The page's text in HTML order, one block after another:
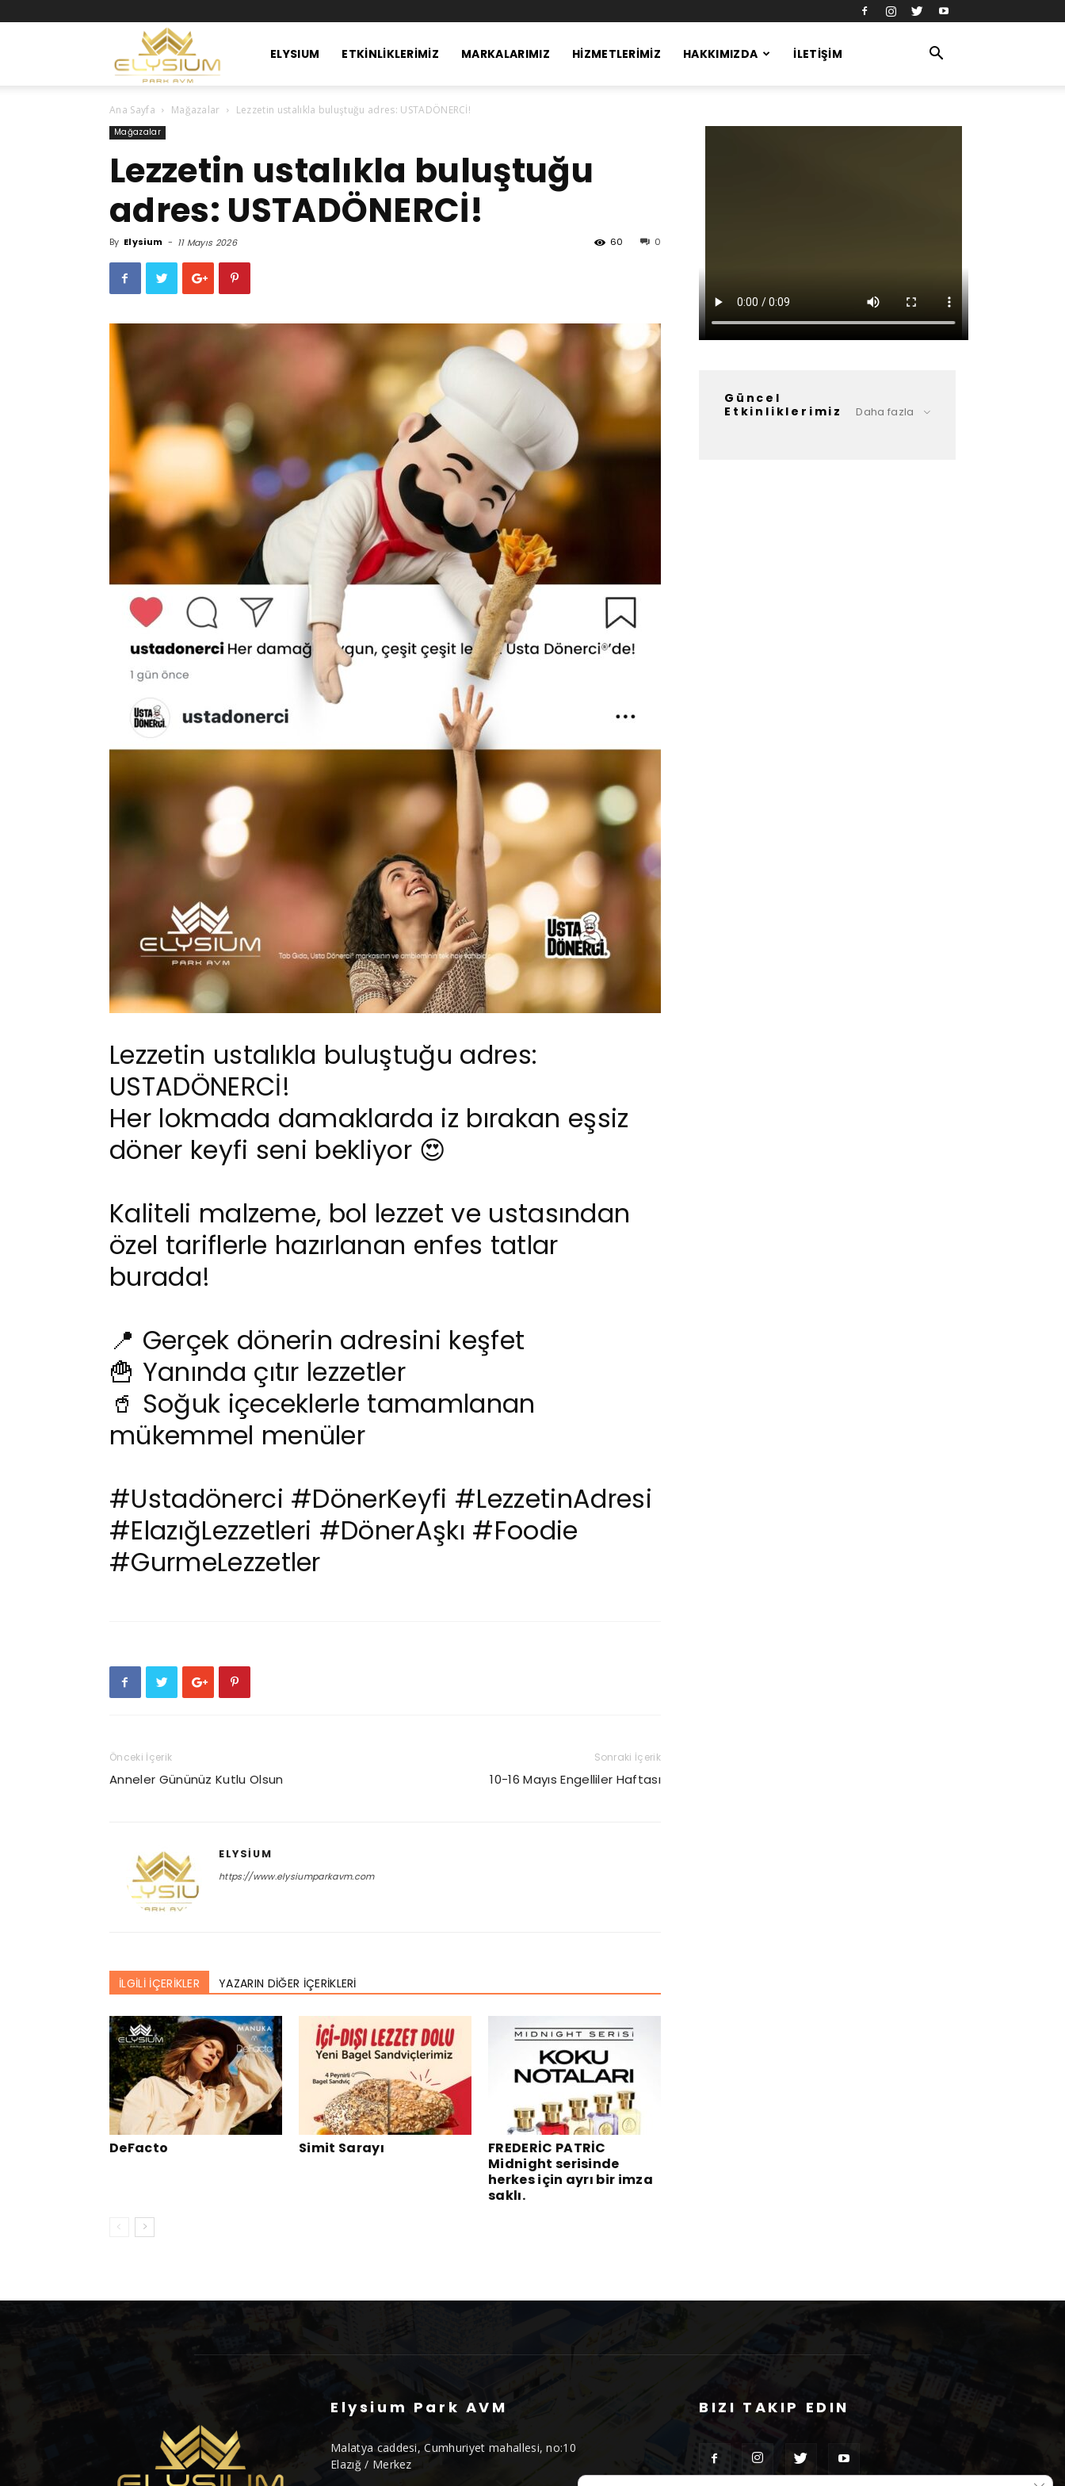
Park
Avm
ELYSIUM ETKINLIKLERIMIZ MARKALARIMIZ HIZMETLERIMIZ HAKKIMIZDA İLETIŞIM
Ana Sayfa Mağazalar Lezzetin ustalıkla buluştuğu adres: USTADÖNERCİ!
Mağazalar
Lezzetin ustalıkla buluştuğu
adres: USTADÖNERCİ!
By Elysium - 11 Mayıs 2026 0
60
Lezzetin ustalıkla buluştuğu adres:
USTADÖNERCİ!
Her lokmada damaklarda iz bırakan eşsiz
döner keyfi seni bekliyor 😍
Kaliteli malzeme, bol lezzet ve ustasından
özel tariflerle hazırlanan enfes tatlar
burada!
📍 Gerçek dönerin adresini keşfet
🍟 Yanında çıtır lezzetler
🥤 Soğuk içeceklerle tamamlanan
mükemmel menüler
#Ustadönerci #DönerKeyfi #LezzetinAdresi
#ElazığLezzetleri #DönerAşkı #Foodie
#GurmeLezzetler
Önceki İçerik
Anneler Gününüz Kutlu Olsun
Sonraki İçerik
10-16 Mayıs Engelliler Haftası
ELYSIUM
https://www.elysiumparkavm.com
İLGİLİ İÇERİKLER YAZARIN DİĞER İÇERİKLERİ
DeFacto Simit Sarayı
FREDERİC PATRİC
Midnight serisinde
herkes için ayrı bir imza
saklı.
Güncel
Etkinliklerimiz
Daha fazla
Elysium Park AVM
Malatya caddesi, Cumhuriyet mahallesi, no:10
Elazığ / Merkez
BIZI TAKIP EDIN